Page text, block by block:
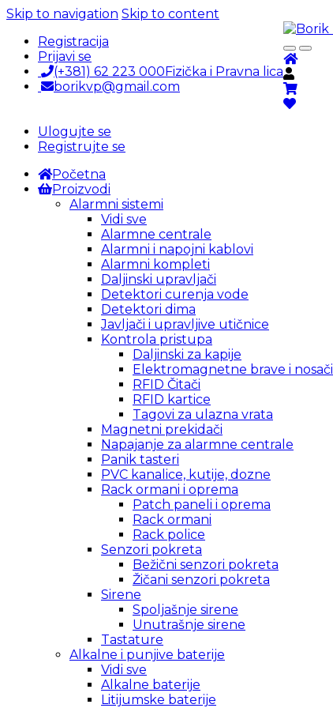
Skip to navigation Skip to content
Registracija
Prijavi se
(+381) 62 223 000Fizička i Pravna lica
borikvp@gmail.com
Ulogujte se
Registrujte se
Početna
Proizvodi
Alarmni sistemi
Vidi sve
Alarmne centrale
Alarmni i napojni kablovi
Alarmni kompleti
Daljinski upravljači
Detektori curenja vode
Detektori dima
Javljači i upravljive utičnice
Kontrola pristupa
Daljinski za kapije
Elektromagnetne brave i nosači
RFID Čitači
RFID kartice
Tagovi za ulazna vrata
Magnetni prekidači
Napajanje za alarmne centrale
Panik tasteri
PVC kanalice, kutije, dozne
Rack ormani i oprema
Patch paneli i oprema
Rack ormani
Rack police
Senzori pokreta
Bežični senzori pokreta
Žičani senzori pokreta
Sirene
Spoljašnje sirene
Unutrašnje sirene
Tastature
Alkalne i punjive baterije
Vidi sve
Alkalne baterije
Litijumske baterije